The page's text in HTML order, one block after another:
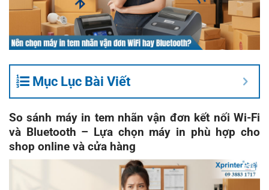
Mục Lục Bài Viết
So sánh máy in tem nhãn vận đơn kết nối Wi-Fi
và Bluetooth – Lựa chọn máy in phù hợp cho
shop online và cửa hàng